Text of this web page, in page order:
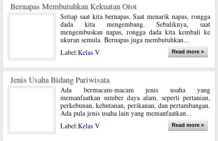
Bernapas Membutuhkan Kekuatan Otot
Setiap saat kita bernapas. Saat menarik napas, rongga
dada kita mengembang. Sebaliknya, saat
mengembuskan napas, rongga dada kita kembali ke
ukuran semula. Bernapas juga membutuhkan...
Label:Kelas V Read more »
Jenis Usaha Bidang Pariwisata
Ada bermacam-macam jenis usaha yang
memanfaatkan sumber daya alam, seperti pertanian,
perkebunan, kehutanan, perikanan, dan pertambangan.
Ada pula jenis usaha lain yang memanfaatkan...
Label:Kelas V Read more »